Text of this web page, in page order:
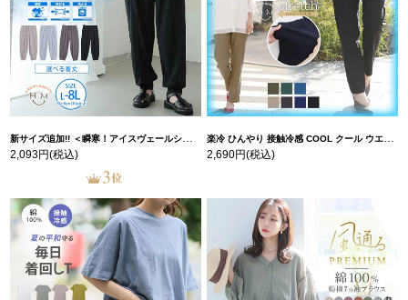
新サイズ追加!! ＜瞬寒！アイスヴェールシリーズ＞ 美脚 ジョガーパンツ 【ウェストゴム】 【ストレッチ】 | 大きいサイズの通販ならハッピーマリリン
2,093円(税込)
楽冷 ひんやり 接触冷感 COOL クール ウエストゴム 楽ちん ストレッチ 美脚 レギパン 【ストレッチ】 | 大きいサイズの通販ならハッピーマリリン
2,690円(税込)